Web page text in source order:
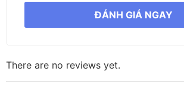
ĐÁNH GIÁ NGAY
There are no reviews yet.